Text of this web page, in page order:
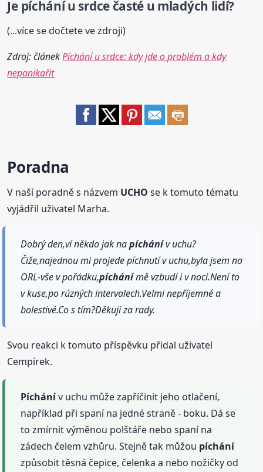
Je pícháníu srdce časté u mladých lidí?
(...více se dočtete ve zdroji)
Zdroj: článekPíchání u srdce: kdy jde o problém a kdy
nepanikařit
Poradna
V naší poradně s názvem UCHO se k tomuto tématu
vyjádřil uživatel Marha.
Dobrý den,ví někdo jak napíchánív uchu?
Čiže,najednou mi projede píchnutí v uchu,byla jsem na
ORL-vše v pořádku,píchánímě vzbudí i v noci.Není to
v kuse,po rúzných intervalech.Velmi nepříjemné a
bolestivé.Co s tím?Děkuji za rady.
Svou reakci k tomuto příspěvku přidal uživatel
Cempírek.
Píchánív uchu může zapříčinit jeho otlačení,
například při spaní na jedné straně - boku. Dá se
to zmírnit výměnou polštáře nebo spaní na
zádech čelem vzhůru. Stejně tak můžou píchání
způsobit těsná čepice, čelenka a nebo nožičky od